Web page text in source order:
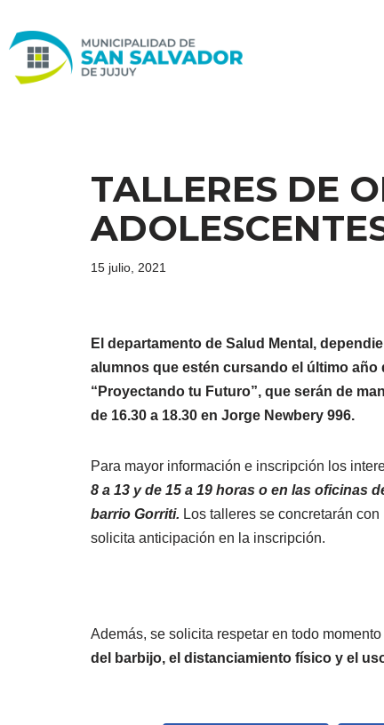
Ir
al
TALLERES DE
15 julio, 2021
El departamento de Salud Mental,
alumnos que estén cursando el último
“Proyectando tu Futuro”, que serán de
de 16.30 a 18.30 en Jorge Newbery 996.
Para mayor información e inscripción los
8 a 13 y de 15 a 19 horas o en las oficinas
barrio Gorriti. Los talleres se concretarán
solicita anticipación en la inscripción.
Además, se solicita respetar en todo
del barbijo, el distanciamiento físico y el